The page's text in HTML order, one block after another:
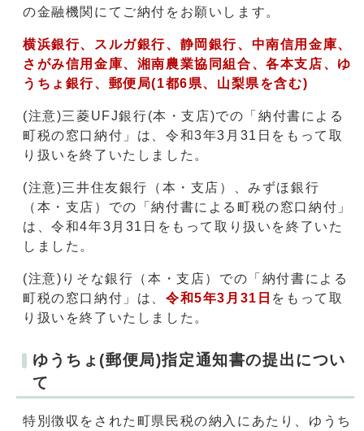
の金融機関にてご納付をお願いします。
横浜銀行、スルガ銀行、静岡銀行、中南信用金庫、
さがみ信用金庫、湘南農業協同組合、各本支店、ゆ
うちょ銀行、郵便局(1都6県、山梨県を含む)
(注意)三菱UFJ銀行(本・支店)での「納付書による
町税の窓口納付」は、令和3年3月31日をもって取
り扱いを終了いたしました。
(注意)三井住友銀行（本・支店）、みずほ銀行
（本・支店）での「納付書による町税の窓口納付」
は、令和4年3月31日をもって取り扱いを終了いた
しました。
(注意)りそな銀行（本・支店）での「納付書による
町税の窓口納付」は、 令和5年3月31日 をもって取
り扱いを終了いたしました。
ゆうちょ(郵便局)指定通知書の提出につい
て
特別徴収をされた町県民税の納入にあたり、ゆうち